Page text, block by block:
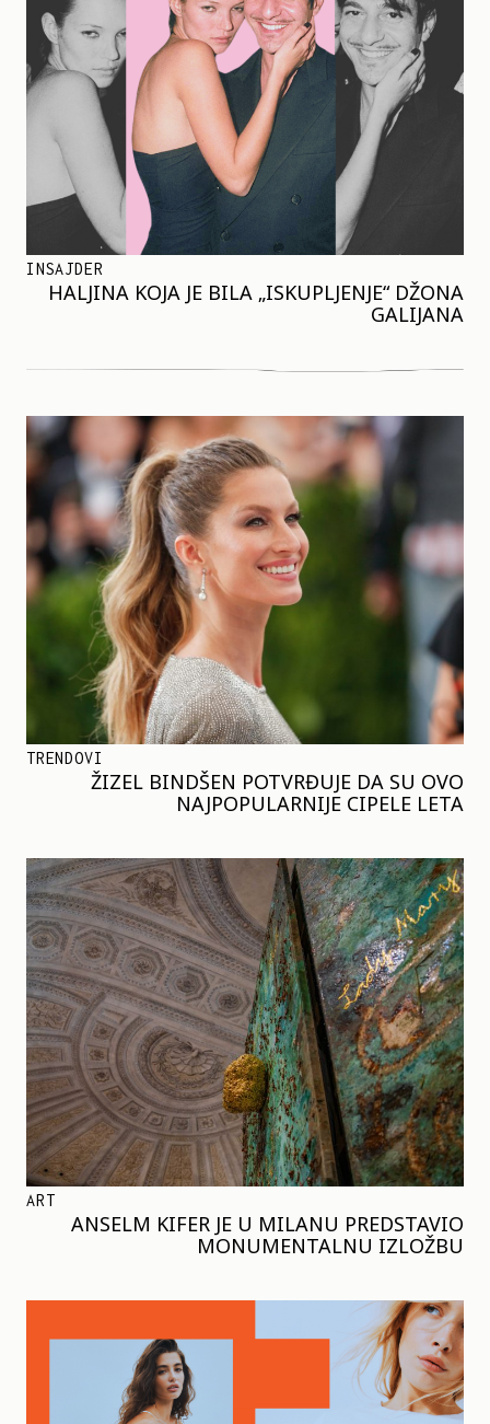
INSAJDER
HALJINA KOJA JE BILA „ISKUPLJENJE“ DŽONA
GALIJANA
TRENDOVI
ŽIZEL BINDŠEN POTVRĐUJE DA SU OVO
NAJPOPULARNIJE CIPELE LETA
ART
ANSELM KIFER JE U MILANU PREDSTAVIO
MONUMENTALNU IZLOŽBU